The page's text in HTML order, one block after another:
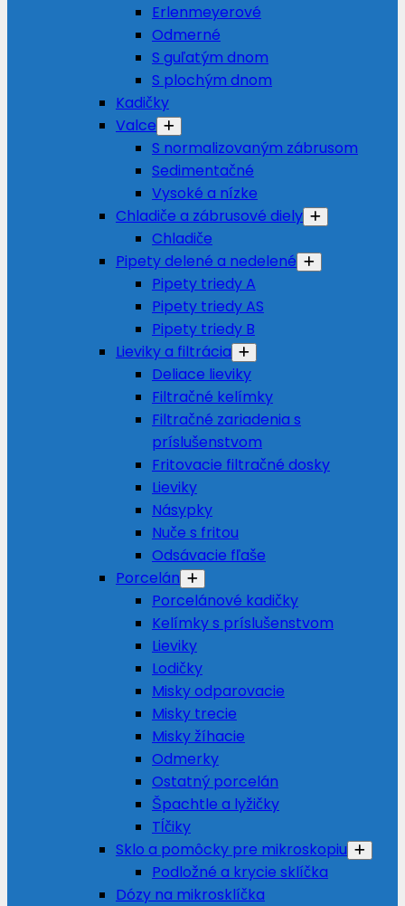
Erlenmeyerové
Odmerné
S guľatým dnom
S plochým dnom
Kadičky
Valce
S normalizovaným zábrusom
Sedimentačné
Vysoké a nízke
Chladiče a zábrusové diely
Chladiče
Pipety delené a nedelené
Pipety triedy A
Pipety triedy AS
Pipety triedy B
Lieviky a filtrácia
Deliace lieviky
Filtračné kelímky
Filtračné zariadenia s
príslušenstvom
Fritovacie filtračné dosky
Lieviky
Násypky
Nuče s fritou
Odsávacie fľaše
Porcelán
Porcelánové kadičky
Kelímky s príslušenstvom
Lieviky
Lodičky
Misky odparovacie
Misky trecie
Misky žíhacie
Odmerky
Ostatný porcelán
Špachtle a lyžičky
Tĺčiky
Sklo a pomôcky pre mikroskopiu
Podložné a krycie sklíčka
Dózy na mikrosklíčka